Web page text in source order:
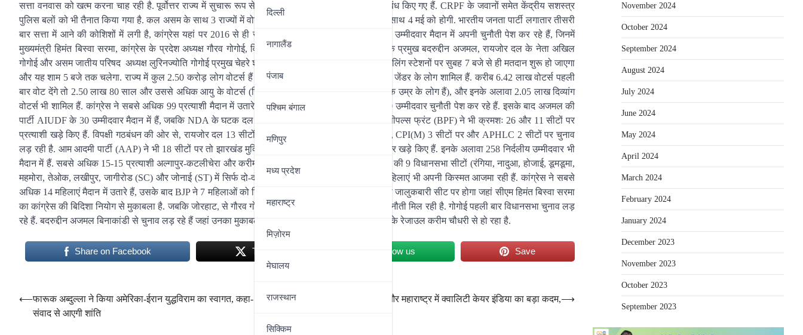
दिल्‍ली
नागालैंड
पंजाब
पश्चिम बंगाल
मणिपुर
मध्‍य प्रदेश
महाराष्‍ट्र
मिज़ोरम
मेघालय
राजस्थान
सिक्किम
सत्ता वनवास को खत्म करना चाह रही है. पूर्वोत्तर राज्य में सुचारू रूप से मतदान कराने के लिए सुरक्षा के कड़े प्रबंध किए गए हैं. CRPF के जवानों समेत केंद्रीय सशस्त्र
पुलिस बलों को भी तैनात किया गया है. कल असम के साथ 3 राज्यों में वोट डाले जाएंगे. जबकि मतों की गिनती एक साथ 4 मई को होगी. भारतीय जनता पार्टी लगातार तीसरी
बार सत्ता में आने की कोशिशों में लगी है, कांग्रेस यहां पर 2016 से ही सत्ता से दूर है. इस बार असम में कुल 722 उम्मीदवार मैदान में अपनी चुनौती पेश कर रहे हैं, जिनमें
मुख्यमंत्री हिमंत बिस्वा सरमा, कांग्रेस के प्रदेश अध्यक्ष गौरव गोगोई, विपक्ष के नेता देबब्रत सैकिया, AIUDF के प्रमुख बदरुद्दीन अजमल, रायजोर दल के नेता अखिल
गोगोई और असम जातीय परिषद अध्यक्ष लुरिनज्योति गोगोई प्रमुख चेहरे शामिल हैं. राज्य के 35 जिलों के 31,490 पोलिंग स्टेशनों पर सुबह 7 बजे से ही मतदान शुरू हो जाएगा
और यह शाम 5 बजे तक चलेगा. राज्य में कुल 2.50 करोड़ लोग वोटर्स हैं जिनमें 1.25 करोड़ महिलाएं और 318 थर्ड जेंडर के लोग शामिल हैं. करीब 6.42 लाख वोटर्स पहली
बार वोट देंगे तो 2.50 लाख 80 साल और उससे अधिक आयु के वोटर्स (जिनमें 2,466 वोटर्स तो 100 साल से अधिक उम्र के लोग हैं), और इनके अलावा 2.05 लाख दिव्यांग
वोटर्स भी शामिल हैं. कांग्रेस ने सबसे अधिक 99 प्रत्याशी मैदान में उतारे हैं, उसके बाद BJP का नंबर है जिसके 90 उम्मीदवार चुनौती पेश कर रहे हैं. इसके बाद अजमल की
पार्टी AIUDF के 30 उम्मीदवार मैदान में हैं, जबकि NDA के घटक दल असम गण परिषद (AGP) और बोडोलैंड पीपल्स फ्रंट (BPF) ने भी क्रमशः 26 और 11 सीटों पर
प्रत्याशी खड़े किए हैं. विपक्षी गठबंधन की ओर से, रायजोर दल 13 सीटों पर तो असम जातीय परिषद 10 सीटों पर, CPI(M) 3 सीटों पर और APHLC 2 सीटों पर चुनाव
लड़ रही है. आम आदमी पार्टी (AAP) ने भी 18 सीटों पर तो झारखंड मुक्ति मोर्चा (JMM) ने 16 सीटों पर उम्मीदवार खड़े किए हैं. इनके अलावा 258 निर्दलीय उम्मीदवार भी
मैदान में हैं. सबसे अधिक 15-15 प्रत्याशी अल्गापुर-कटलीचेरा और करीमगंज दक्षिण सीट से हैं, इसके अलावा राज्य की 9 विधानसभा सीटों (रंगिया, नादुआ, होजाई, डूमडूमा,
महमोरा, तेओक, लखीपुर, जागीरोड (SC) और जोनाई (ST) में सिर्फ दो-दो उम्मीदवार ही हैं. राज्य के चुनाव में 59 महिलाएं भी अपनी किस्मत आजमा रही हैं. कांग्रेस ने सबसे
अधिक 14 महिलाएं मैदान में उतारे हैं, उसके बाद BJP ने 7 महिलाओं को टिकट दिए हैं. असम में सबसे अहम मुकाबला जालुकबारी सीट पर होगा जहां सीएम हिमंत बिस्वा सरमा
का कांग्रेस की बिदिशा नियोग से मुकाबला है. जबकि जोरहाट, से गौरव गोगोई को BJP के हितेंद्रनाथ गोस्वामी से चुनौती मिल रही है. गोगोई पहली बार विधानसभा चुनाव लड़
रहे हैं. बदरुद्दीन अजमल बिनाकांडी से चुनाव लड़ रहे हैं जहां उनका मुकाबला AGP के शहाबुद्दीन मजूमदार और AJP के रेजाउल करीम चौधरी से हो रहा है.
Share on Facebook Tweet Follow us Save
Post
navigation
⟵फारूक अब्दुल्ला ने किया अमेरिका-ईरान युद्धविराम का स्वागत, कहा- जंग नहीं,
संवाद से आएगी शांति
“छत्तीसगढ़, ओडिशा और महाराष्ट्र में क्वालिटी केयर इंडिया का बड़ा कदम,⟶
November 2024
October 2024
September 2024
August 2024
July 2024
June 2024
May 2024
April 2024
March 2024
February 2024
January 2024
December 2023
November 2023
October 2023
September 2023